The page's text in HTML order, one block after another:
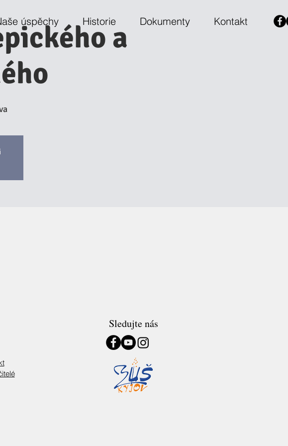
úspěchy Historie Dokumenty Kontakt
a
Sledujte nás